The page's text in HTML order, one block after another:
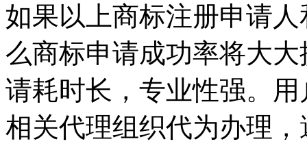
如果以上商标注册申请
么商标申请成功率将大
请耗时长，专业性强。
相关代理组织代为办理